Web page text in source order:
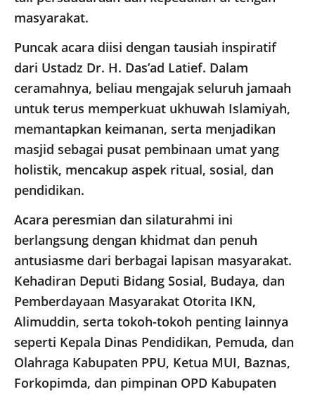
masyarakat.
Puncak acara diisi dengan tausiah inspiratif
dari Ustadz Dr. H. Das’ad Latief. Dalam
ceramahnya, beliau mengajak seluruh jamaah
untuk terus memperkuat ukhuwah Islamiyah,
memantapkan keimanan, serta menjadikan
masjid sebagai pusat pembinaan umat yang
holistik, mencakup aspek ritual, sosial, dan
pendidikan.
Acara peresmian dan silaturahmi ini
berlangsung dengan khidmat dan penuh
antusiasme dari berbagai lapisan masyarakat.
Kehadiran Deputi Bidang Sosial, Budaya, dan
Pemberdayaan Masyarakat Otorita IKN,
Alimuddin, serta tokoh-tokoh penting lainnya
seperti Kepala Dinas Pendidikan, Pemuda, dan
Olahraga Kabupaten PPU, Ketua MUI, Baznas,
Forkopimda, dan pimpinan OPD Kabupaten